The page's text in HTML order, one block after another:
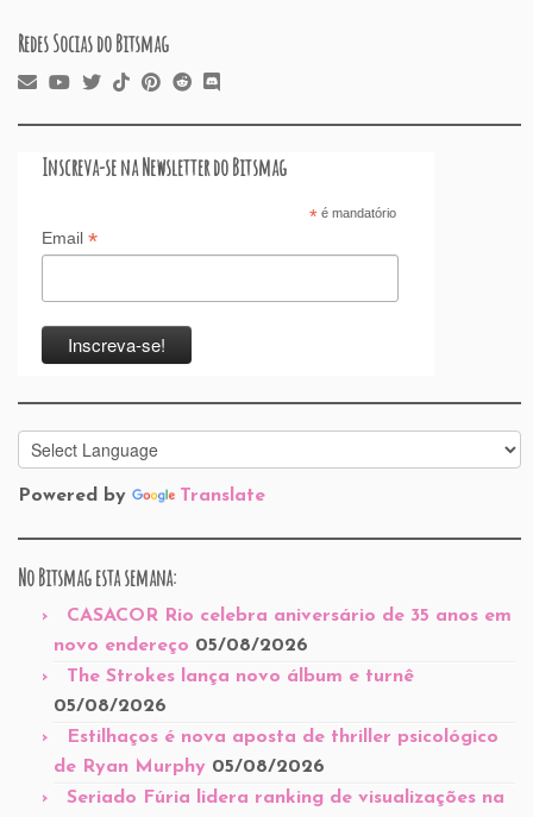
Redes Socias do Bitsmag
Inscreva-se na Newsletter do Bitsmag
*é mandatório
Email *
Powered by Translate
No Bitsmag esta semana:
CASACOR Rio celebra aniversário de 35 anos em
novo endereço 05/08/2026
The Strokes lança novo álbum e turnê
05/08/2026
Estilhaços é nova aposta de thriller psicológico
de Ryan Murphy 05/08/2026
Seriado Fúria lidera ranking de visualizações na